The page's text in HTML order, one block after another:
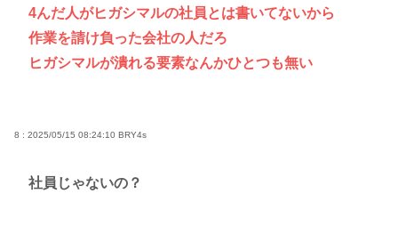
4んだ人がヒガシマルの社員とは書いてないから
作業を請け負った会社の人だろ
ヒガシマルが潰れる要素なんかひとつも無い
8 : 2025/05/15 08:24:10 BRY4s
社員じゃないの？